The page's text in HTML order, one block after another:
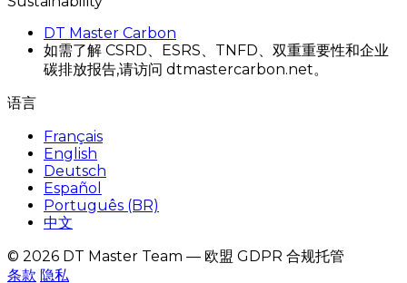
DT Master Carbon
如需了解 CSRD、ESRS、TNFD、双重重要性和企业
碳排放报告,请访问 dtmastercarbon.net。
语言
Français
English
Deutsch
Español
Português (BR)
中文
© 2026 DT Master Team — 欧盟 GDPR 合规托管
条款 隐私